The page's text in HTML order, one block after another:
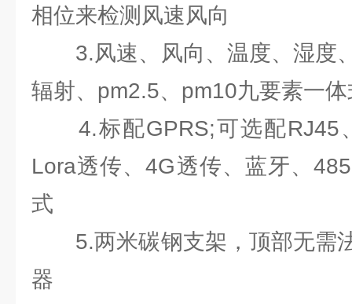
相位来检测风速风向
3.风速、风向、温度、湿度
辐射、pm2.5、pm10九要素一
4.标配GPRS;可选配RJ45
Lora透传、4G透传、蓝牙、
式
5.两米碳钢支架，顶部无需
器